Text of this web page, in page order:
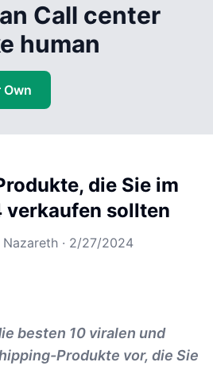
Call center
human
Own
die Sie im
verkaufen sollten
Nazareth· 2/27/2024
besten 10 viralen und
Produkte vor, die Sie